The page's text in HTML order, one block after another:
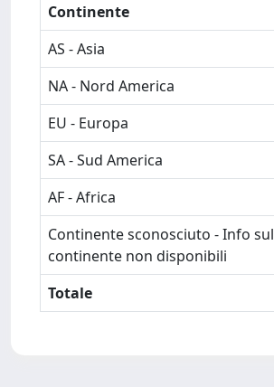
Continente
AS - Asia
NA - Nord America
EU - Europa
SA - Sud America
AF - Africa
Continente sconosciuto - Info sul
continente non disponibili
Totale